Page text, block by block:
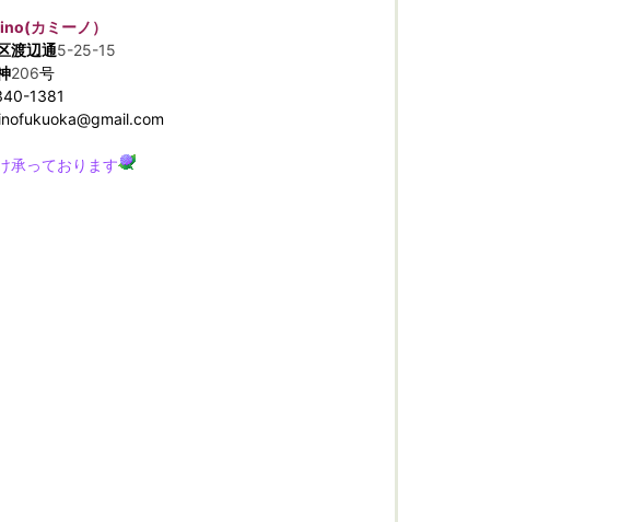
カミーノ）
渡辺通5-25-15
206号
1381
承っております